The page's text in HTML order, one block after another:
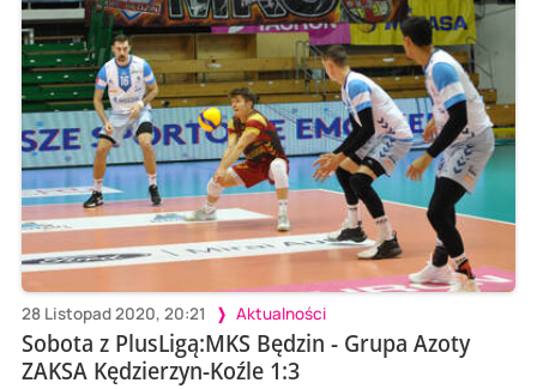
28 Listopad 2020, 20:21 Aktualności
Sobota z PlusLigą:MKS Będzin - Grupa Azoty
ZAKSA Kędzierzyn-Koźle 1:3